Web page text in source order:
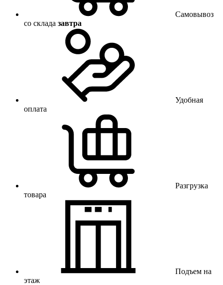
Самовывоз
со склада завтра
Удобная
оплата
Разгрузка
товара
Подъем на
этаж